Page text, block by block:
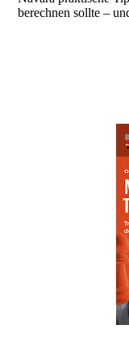
berechnen sollte –